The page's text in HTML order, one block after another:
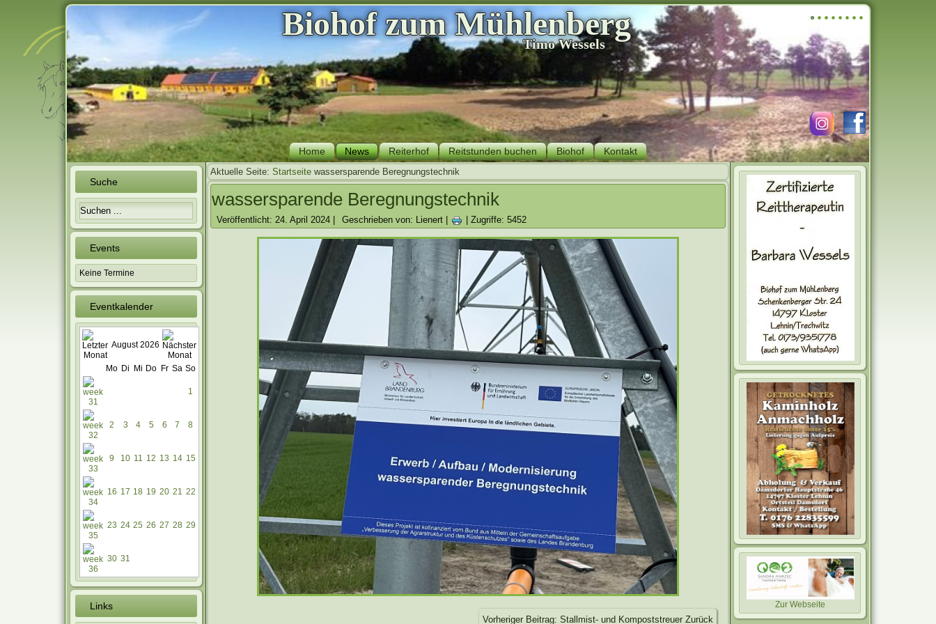
Biohof zum Mühlenberg
Timo Wessels
Home News Reiterhof Reitstunden buchen Biohof Kontakt
Suche
Events
Keine Termine
Eventkalender
August 2026
Mo Di Mi Do Fr Sa So
1
2 3 4 5 6 7 8
9 10 11 12 13 14 15
16 17 18 19 20 21 22
23 24 25 26 27 28 29
30 31
Links
Aktuelle Seite: Startseite wassersparende Beregnungstechnik
wassersparende Beregnungstechnik
Veröffentlicht: 24. April 2024 Geschrieben von: Lienert Zugriffe: 5452
Vorheriger Beitrag: Stallmist- und Kompoststreuer Zurück
Zur Webseite